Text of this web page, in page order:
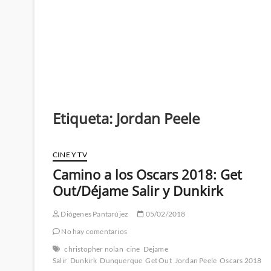
Etiqueta: Jordan Peele
CINE Y TV
Camino a los Oscars 2018: Get
Out/Déjame Salir y Dunkirk
Diógenes Pantarújez
05/02/2018
No hay comentarios
christopher nolan cine Dejame
Salir Dunkirk Dunquerque Get Out Jordan Peele Oscars 2018